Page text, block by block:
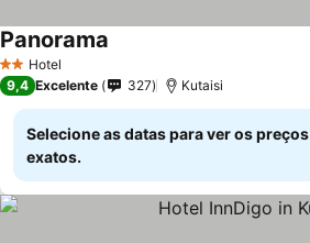
2 Estrelas
Hotel
Panorama
9,4 Excelente 327 Kutaisi
Selecione as datas para ver os preços
exatos.